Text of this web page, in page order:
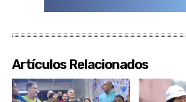
Artículos Relacionados